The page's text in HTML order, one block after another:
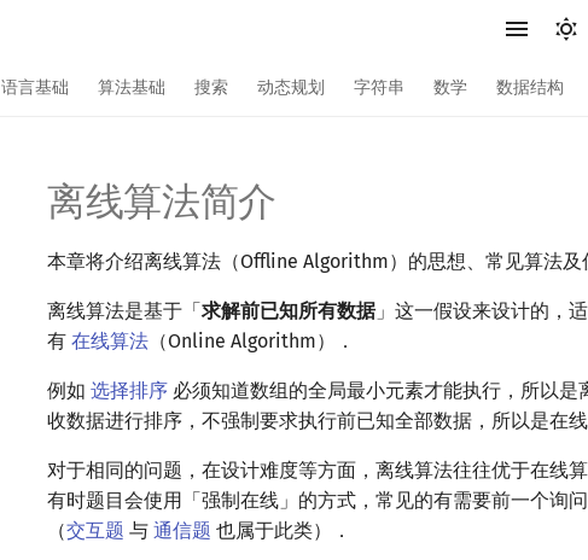
语言基础 算法基础 搜索 动态规划 字符串 数学 数据结构
离线算法简介
本章将介绍离线算法（Offline Algorithm）的思想、常见算法及
离线算法是基于「求解前已知所有数据」这一假设来设计的，
有 在线算法 （Online Algorithm）．
例如 选择排序 必须知道数组的全局最小元素才能执行，所以是
收数据进行排序，不强制要求执行前已知全部数据，所以是在线
对于相同的问题，在设计难度等方面，离线算法往往优于在线
有时题目会使用「强制在线」的方式，常见的有需要前一个询
（交互题 与 通信题 也属于此类）．